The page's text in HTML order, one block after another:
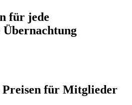
für jede
Übernachtung
für Mitglieder